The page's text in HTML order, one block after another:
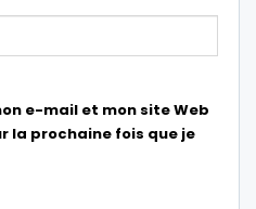
e-mail et mon site Web
la prochaine fois que je